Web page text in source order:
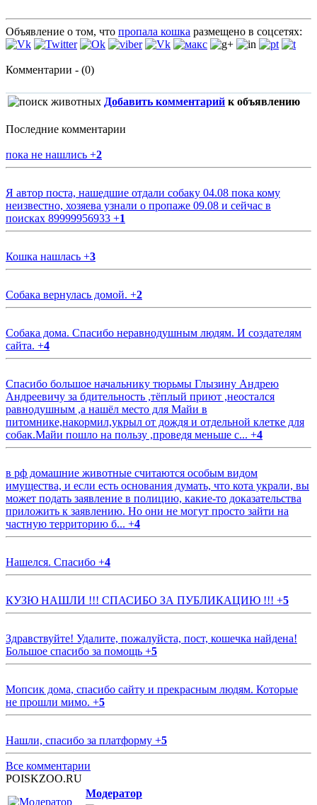
Объявление о том, что пропала кошка размещено в соцсетях:
Комментарии - (0)
Добавить комментарий к объявлению
Последние комментарии
пока не нашлись +2
Я автор поста, нашедшие отдали собаку 04.08 пока кому
неизвестно, хозяева узнали о пропаже 09.08 и сейчас в
поисках 89999956933 +1
Кошка нашлась +3
Собака вернулась домой. +2
Собака дома. Спасибо неравнодушным людям. И создателям
сайта. +4
Спасибо большое начальнику тюрьмы Глызину Андрею
Андреевичу за бдительность ,тёплый приют ,неостался
равнодушным ,а нашёл место для Майи в
питомнике,накормил,укрыл от дождя и отдельной клетке для
собак.Майи пошло на пользу ,проведя меньше с... +4
в рф домашние животные считаются особым видом
имущества, и если есть основания думать, что кота украли, вы
может подать заявление в полицию, какие-то доказательства
приложить к заявлению. Но они не могут просто зайти на
частную территорию б... +4
Нашелся. Спасибо +4
КУЗЮ НАШЛИ !!! СПАСИБО ЗА ПУБЛИКАЦИЮ !!! +5
Здравствуйте! Удалите, пожалуйста, пост, кошечка найдена!
Большое спасибо за помощь +5
Мопсик дома, спасибо сайту и прекрасным людям. Которые
не прошли мимо. +5
Нашли, спасибо за платформу +5
Все комментарии
POISKZOO.RU
Модератор